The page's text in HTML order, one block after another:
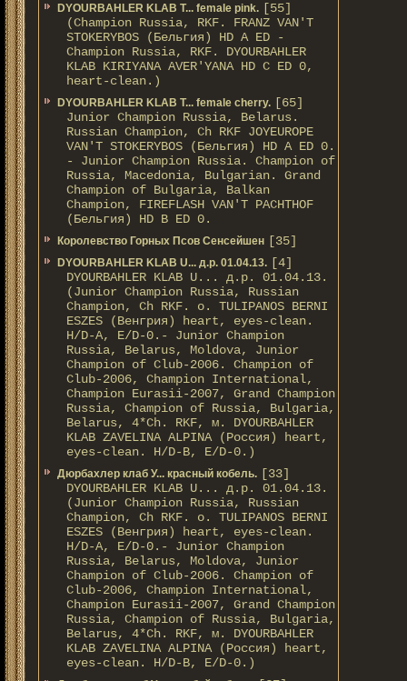
DYOURBAHLER KLAB T... female pink. [55]
(Champion Russia, RKF. FRANZ VAN'T
STOKERYBOS (Бельгия) HD А ED -
Champion Russia, RKF. DYOURBAHLER
KLAB KIRIYANA AVER'YANA HD С ED 0,
heart-clean.)
DYOURBAHLER KLAB T... female cherry. [65]
Junior Champion Russia, Belarus.
Russian Champion, Ch RKF JOYEUROPE
VAN'T STOKERYBOS (Бельгия) HD А ED 0.
- Junior Champion Russia. Champion of
Russia, Macedonia, Bulgarian. Grand
Champion of Bulgaria, Balkan
Champion, FIREFLASH VAN'T PACHTHOF
(Бельгия) HD B ED 0.
Королевство Горных Псов Сенсейшен [35]
DYOURBAHLER KLAB U... д.р. 01.04.13. [4]
DYOURBAHLER KLAB U... д.р. 01.04.13.
(Junior Champion Russia, Russian
Champion, Ch RKF. о. TULIPANOS BERNI
ESZES (Венгрия) heart, eyes-clean.
H/D-A, E/D-0.- Junior Champion
Russia, Belarus, Moldova, Junior
Champion of Club-2006. Champion of
Club-2006, Champion International,
Champion Eurasii-2007, Grand Champion
Russia, Champion of Russia, Bulgaria,
Belarus, 4*Ch. RKF, м. DYOURBAHLER
KLAB ZAVELINA ALPINA (Россия) heart,
eyes-clean. H/D-В, E/D-0.)
Дюрбахлер клаб У... красный кобель. [33]
DYOURBAHLER KLAB U... д.р. 01.04.13.
(Junior Champion Russia, Russian
Champion, Ch RKF. о. TULIPANOS BERNI
ESZES (Венгрия) heart, eyes-clean.
H/D-A, E/D-0.- Junior Champion
Russia, Belarus, Moldova, Junior
Champion of Club-2006. Champion of
Club-2006, Champion International,
Champion Eurasii-2007, Grand Champion
Russia, Champion of Russia, Bulgaria,
Belarus, 4*Ch. RKF, м. DYOURBAHLER
KLAB ZAVELINA ALPINA (Россия) heart,
eyes-clean. H/D-В, E/D-0.)